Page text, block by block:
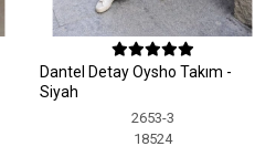
Dantel Detay Oysho Takım -
Siyah
2653-3
18524